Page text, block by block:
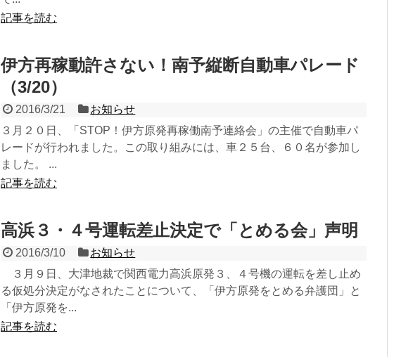
記事を読む
伊方再稼動許さない！南予縦断自動車パレード
（3/20）
2016/3/21
お知らせ
３月２０日、「STOP！伊方原発再稼働南予連絡会」の主催で自動車パ
レードが行われました。この取り組みには、車２５台、６０名が参加し
ました。 ...
記事を読む
高浜３・４号運転差止決定で「とめる会」声明
2016/3/10
お知らせ
３月９日、大津地裁で関西電力高浜原発３、４号機の運転を差し止め
る仮処分決定がなされたことについて、「伊方原発をとめる弁護団」と
「伊方原発を...
記事を読む